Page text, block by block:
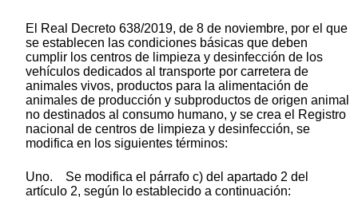
El Real Decreto 638/2019, de 8 de noviembre, por el que
se establecen las condiciones básicas que deben
cumplir los centros de limpieza y desinfección de los
vehículos dedicados al transporte por carretera de
animales vivos, productos para la alimentación de
animales de producción y subproductos de origen animal
no destinados al consumo humano, y se crea el Registro
nacional de centros de limpieza y desinfección, se
modifica en los siguientes términos:
Uno. Se modifica el párrafo c) del apartado 2 del
artículo 2, según lo establecido a continuación: